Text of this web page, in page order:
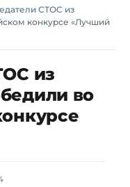
СТОС из
конкурсе «Лучший
из
во